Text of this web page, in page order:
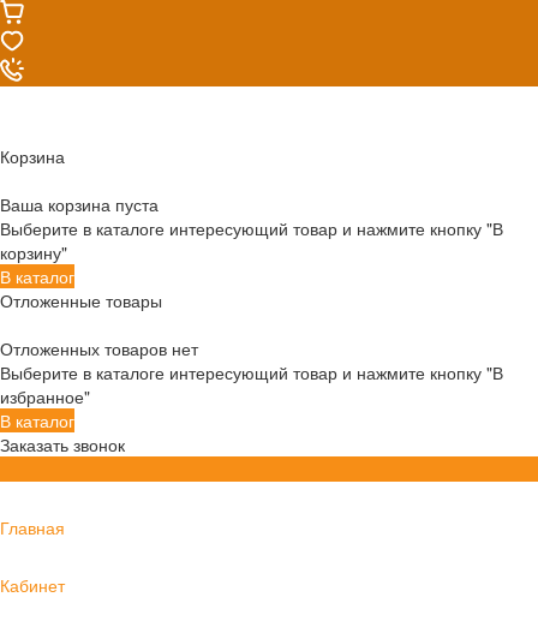
Корзина
Ваша корзина пуста
Выберите в каталоге интересующий товар и нажмите кнопку "В
корзину"
В каталог
Отложенные товары
Отложенных товаров нет
Выберите в каталоге интересующий товар и нажмите кнопку "В
избранное"
В каталог
Заказать звонок
Главная
Кабинет